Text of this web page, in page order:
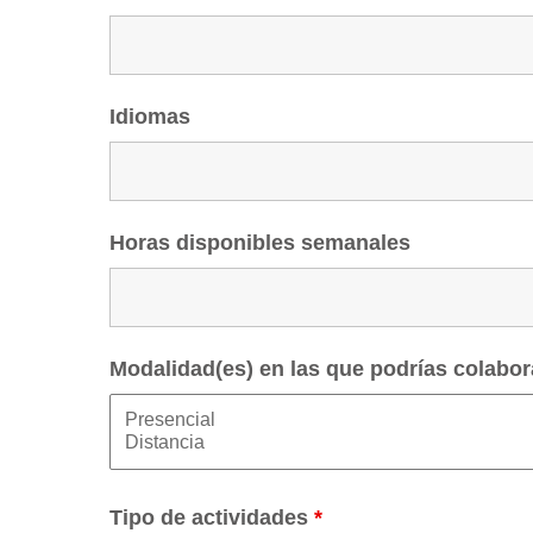
Idiomas
Horas disponibles semanales
Modalidad(es) en las que podrías
Tipo de actividades *